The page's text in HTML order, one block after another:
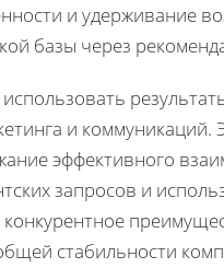
и удерживание
базы через
и
эффективного
запросов и
стабильности